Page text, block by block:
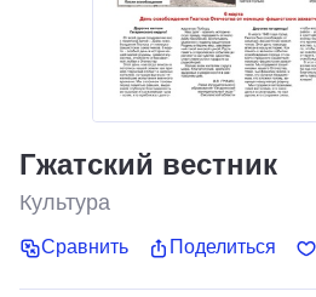
Гжатский вестник
Культура
Сравнить Поделиться